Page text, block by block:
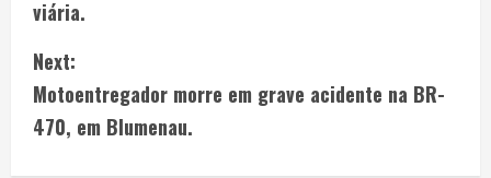
viária.
Next:
Motoentregador morre em grave acidente na BR-
470, em Blumenau.